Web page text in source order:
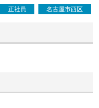
正社員 名古屋市西区